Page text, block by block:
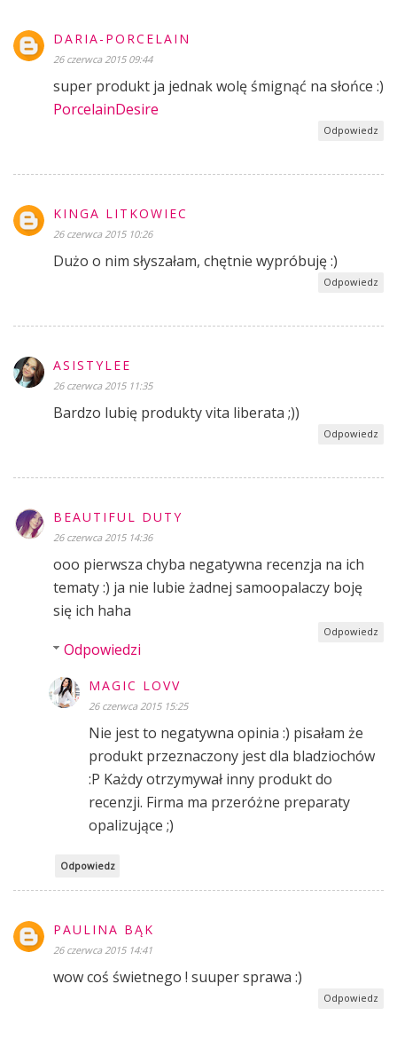
DARIA-PORCELAIN
26 czerwca 2015 09:44
super produkt ja jednak wolę śmignąć na słońce :)
PorcelainDesire
Odpowiedz
KINGA LITKOWIEC
26 czerwca 2015 10:26
Dużo o nim słyszałam, chętnie wypróbuję :)
Odpowiedz
ASISTYLEE
26 czerwca 2015 11:35
Bardzo lubię produkty vita liberata ;))
Odpowiedz
BEAUTIFUL DUTY
26 czerwca 2015 14:36
ooo pierwsza chyba negatywna recenzja na ich
tematy :) ja nie lubie żadnej samoopalaczy boję
się ich haha
Odpowiedz
Odpowiedzi
MAGIC LOVV
26 czerwca 2015 15:25
Nie jest to negatywna opinia :) pisałam że
produkt przeznaczony jest dla bladziochów
:P Każdy otrzymywał inny produkt do
recenzji. Firma ma przeróżne preparaty
opalizujące ;)
Odpowiedz
PAULINA BĄK
26 czerwca 2015 14:41
wow coś świetnego ! suuper sprawa :)
Odpowiedz